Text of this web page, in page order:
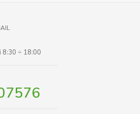
8:30 ÷ 18:00